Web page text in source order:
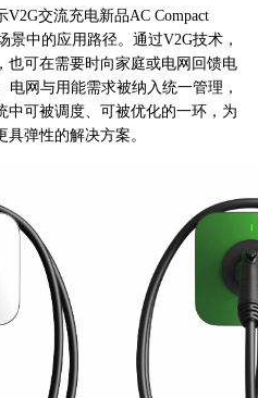
交流充电新品AC Compact
景中的应用路径。通过V2G技术，
也可在需要时向家庭或电网回馈电
网与用能需求被纳入统一管理，
中可被调度、可被优化的一环，为
弹性的解决方案。